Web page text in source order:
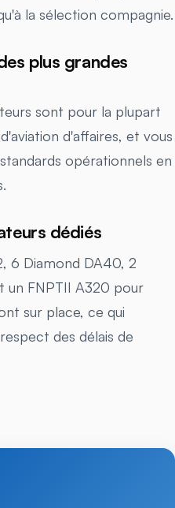
la sélection compagnie.
plus grandes
sont pour la plupart
d'affaires, et vous
opérationnels en
dédiés
6 Diamond DA40, 2
un FNPTII A320 pour
sur place, ce qui
des délais de